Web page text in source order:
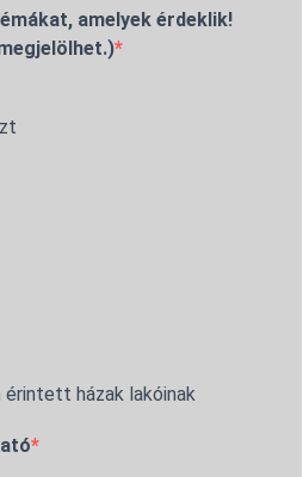
amelyek érdeklik!
házak lakóinak